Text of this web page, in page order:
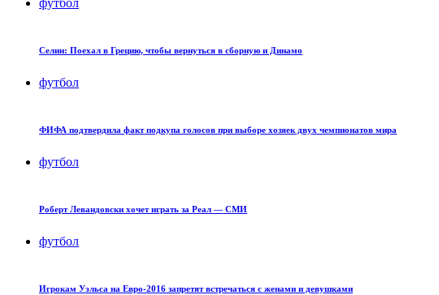
футбол
Селин: Поехал в Грецию, чтобы вернуться в сборную и Динамо
футбол
ФИФА подтвердила факт подкупа голосов при выборе хозяек двух чемпионатов мира
футбол
Роберт Левандовски хочет играть за Реал — СМИ
футбол
Игрокам Уэльса на Евро-2016 запретят встречаться с женами и девушками